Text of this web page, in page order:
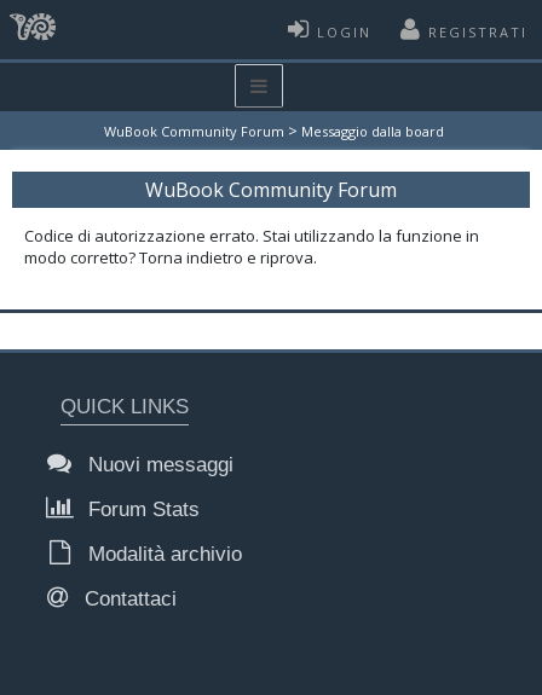
LOGIN REGISTRATI
WuBook Community Forum > Messaggio dalla board
WuBook Community Forum
Codice di autorizzazione errato. Stai utilizzando la funzione in
modo corretto? Torna indietro e riprova.
QUICK LINKS
Nuovi messaggi
Forum Stats
Modalità archivio
Contattaci